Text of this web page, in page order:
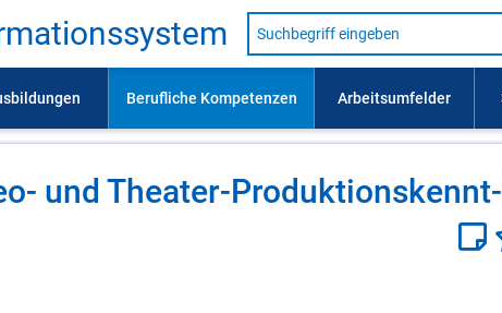
Suche
nach
Lehrausbildung,
usw.
und Thea­ter-Pro­duk­ti­ons­kennt­